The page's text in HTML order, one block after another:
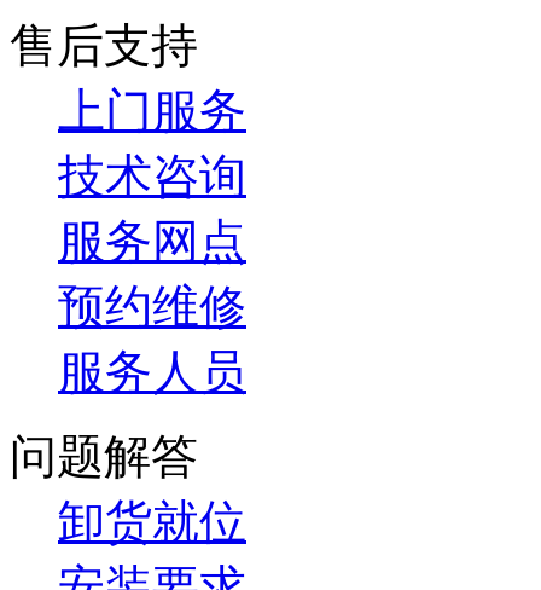
售后支持
上门服务
技术咨询
服务网点
预约维修
服务人员
问题解答
卸货就位